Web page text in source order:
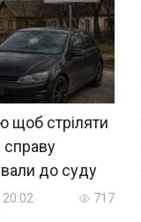
щоб стріляти
справу
до суду
717